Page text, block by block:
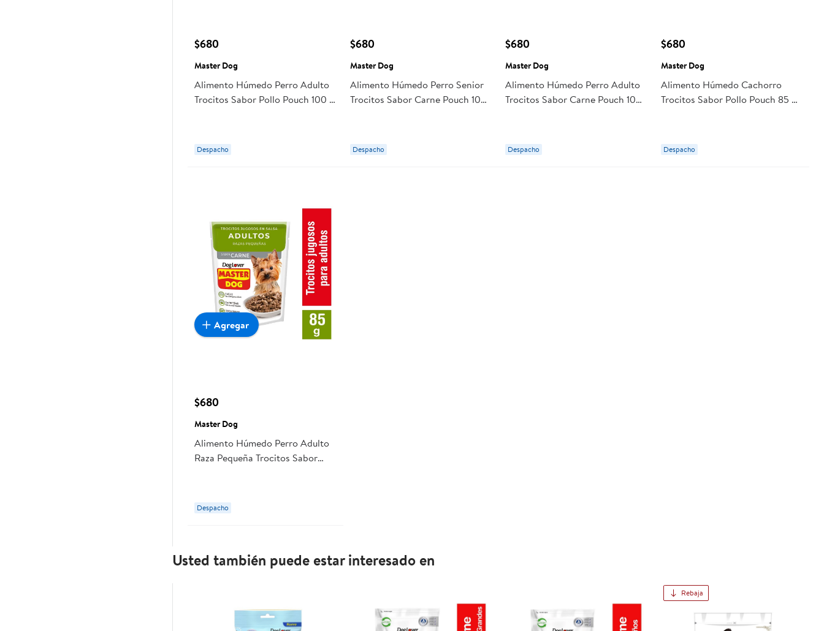
$680
Master Dog
Alimento Húmedo Perro Adulto
Trocitos Sabor Pollo Pouch 100 g
Despacho
$680
Master Dog
Alimento Húmedo Perro Senior
Trocitos Sabor Carne Pouch 100
Despacho
$680
Master Dog
Alimento Húmedo Perro Adulto
Trocitos Sabor Carne Pouch 100
Despacho
$680
Master Dog
Alimento Húmedo Cachorro
Trocitos Sabor Pollo Pouch 85 g
Despacho
$680
Master Dog
Alimento Húmedo Perro Adulto
Raza Pequeña Trocitos Sabor
Despacho
Agregar
Usted también puede estar interesado en
Rebaja